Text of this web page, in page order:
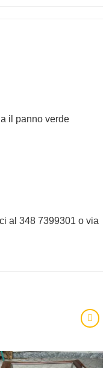
il panno verde
al 348 7399301 o via